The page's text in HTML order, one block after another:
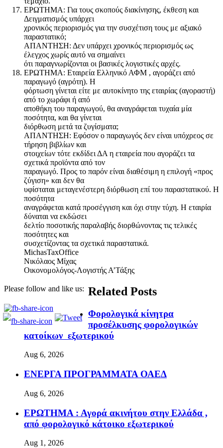
ΕΡΩΤΗΜΑ: Για τους σκοπούς διακίνησης, έκθεση και
Δειγματισμός υπάρχει
χρονικός περιορισμός για την συσχέτιση τους με αξιακό
παραστατικό;
ΑΠΑΝΤΗΣΗ: Δεν υπάρχει χρονικός περιορισμός ως
έλεγχος χωρίς αυτό να σημαίνει
ότι παραγνωρίζονται οι βασικές λογιστικές αρχές.
ΕΡΩΤΗΜΑ: Εταιρεία Ελληνικό ΑΦΜ , αγοράζει από
παραγωγό (αγρότη). Η
φόρτωση γίνεται είτε με αυτοκίνητο της εταιρίας (αγοραστή)
από το χωράφι ή από
αποθήκη του παραγωγού, θα αναγράφεται τυχαία μία
ποσότητα, και θα γίνεται
διόρθωση μετά τα ζυγίσματα;
ΑΠΑΝΤΗΣΗ: Εφόσον ο παραγωγός δεν είναι υπόχρεος σε
τήρηση βιβλίων και
στοιχείων τότε εκδίδει ΔΑ η εταιρεία που αγοράζει τα
σχετικά προϊόντα από τον
παραγωγό. Προς το παρόν είναι διαθέσιμη η επιλογή «προς
ζύγιση» και δεν θα
υφίσταται μεταγενέστερη διόρθωση επί του παραστατικού. Η
ποσότητα
αναγράφεται κατά προσέγγιση και όχι στην τύχη. Η εταιρία
δύναται να εκδώσει
δελτίο ποσοτικής παραλαβής διορθώνοντας τις τελικές
ποσότητες και
συσχετίζοντας τα σχετικά παραστατικά.
MichasTaxOffice
Νικόλαος Μίχας
Οικονομολόγος-Λογιστής Α’Τάξης
Please follow and like us: Related Posts
Φορολογικά κίνητρα
προσέλκυσης φορολογικών
κατοίκων εξωτερικού
Aug 6, 2026
ΕΝΕΡΓΑ ΠΡΟΓΡΑΜΜΑΤΑ ΟΑΕΔ
Aug 6, 2026
ΕΡΩΤΗΜΑ : Αγορά ακινήτου στην Ελλάδα ,
από φορολογικό κάτοικο εξωτερικού
Aug 1, 2026